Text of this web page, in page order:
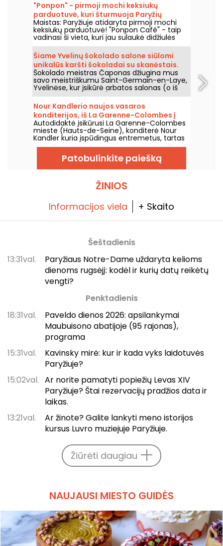
"Ponpon" - pirmoji mochi keksiukų
parduotuvė, kuri šturmuoja Paryžių
Maistas: Paryžiuje atidaryta pirmoji mochi
keksiukų parduotuvė! "Ponpon Café" - taip
vadinasi ši vieta, kuri jau sulaukė didžiulės
sėkmės ir traukia visą Paryžių. Mes ją
išbandėme ir mums labai patinka!
Šiame Yvelinų šokolado salone siūlomi
unikalūs karšti šokoladai su skanėstais.
Šokolado meistras Čaponas džiugina mus
savo meistriškumu Saint-Germain-en-Laye,
Yvelinėse, kur įsikūrė arbatos salonas (o iš
tiesų – šokolado salė), kuri patenkina
išrankiausius kakavų entuziastus. Atrandame
išskirtinius karštus šokoladus, patiekiamus
senoviškai specialiose šokolado keptuvėse, ir
gurmanišką meniu, kuriame išryškinamos
namų gamybos kūriniai.
Nour Kandlerio naujos vasaros
konditerijos, iš La Garenne-Colombes į
Paryžių, ir jos dirbtuvės
Autodidaktė įsikūrusi La Garenne-Colombes
mieste (Hauts-de-Seine), konditerė Nour
Kandler kuria įspūdingus entremetus, tartas
ir flanėlius – viską visiškai namų gamybos,
užsakyti pagal poreikius. Išbandėme jos
naują vaisinę vasaros kolekciją 2026 metų
vasarai ir kviečiame jus ją pažinti.
Patobulinkite paiešką
ŽINIOS
Informacijos viela + Skaito
Šeštadienis
13:31val.
Paryžiaus Notre-Dame uždaryta kelioms
dienoms rugsėjį: kodėl ir kurių datų reikėtų
vengti?
Penktadienis
18:31val.
Paveldo dienos 2026: apsilankymai
Maubuisono abatijoje (95 rajonas),
programa
15:31val.
Kavinsky mirė: kur ir kada vyks laidotuvės
Paryžiuje?
15:02val. Ar norite pamatyti popiežių Levas XIV
Paryžiuje? Štai rezervacijų pradžios data ir
laikas.
13:21val.
Ar žinote? Galite lankyti meno istorijos
kursus Luvro muziejuje Paryžiuje.
Žiūrėti daugiau
NAUJAUSI MIESTO GUIDĖS